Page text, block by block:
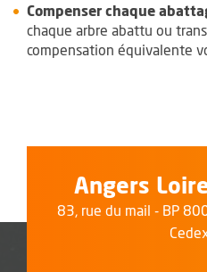
Compenser chaque
chaque arbre abattu ou
compensation équivalente
Angers
83, rue du mail - BP